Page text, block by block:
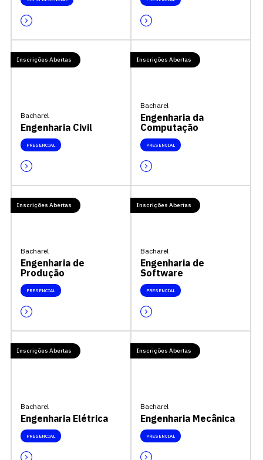
Inscrições Abertas
Bacharel
Engenharia Civil
PRESENCIAL
Inscrições Abertas
Bacharel
Engenharia da
Computação
PRESENCIAL
Inscrições Abertas
Bacharel
Engenharia de
Produção
PRESENCIAL
Inscrições Abertas
Bacharel
Engenharia de
Software
PRESENCIAL
Inscrições Abertas
Bacharel
Engenharia Elétrica
PRESENCIAL
Inscrições Abertas
Bacharel
Engenharia Mecânica
PRESENCIAL